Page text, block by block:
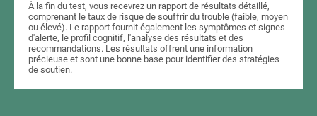
À la fin du test, vous recevrez un rapport de résultats détaillé,
comprenant le taux de risque de souffrir du trouble (faible, moyen
ou élevé). Le rapport fournit également les symptômes et signes
d'alerte, le profil cognitif, l'analyse des résultats et des
recommandations. Les résultats offrent une information
précieuse et sont une bonne base pour identifier des stratégies
de soutien.